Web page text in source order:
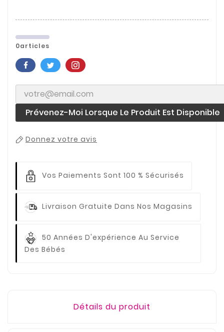
0articles
Prévenez-Moi Lorsque Le Produit Est Disponible
Donnez votre avis
Vos Paiements Sont 100 % Sécurisés
Livraison Gratuite Dans Nos Magasins
50 Années D'expérience Au Service
Des Bébés
Détails du produit